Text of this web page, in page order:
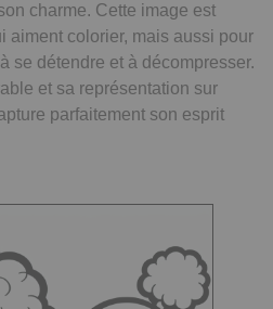
charme. Cette image est
aiment colorier, mais aussi pour
se détendre et à décompresser.
et sa représentation sur
parfaitement son esprit